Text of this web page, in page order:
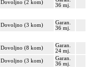
Dovoljno (2 kom)
36 mj.
Dovoljno (3 kom)
Garan.
36 mj.
Dovoljno (8 kom)
Garan.
24 mj.
Dovoljno (3 kom)
Garan.
36 mj.